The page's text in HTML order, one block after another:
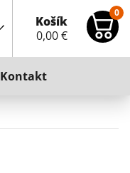
Košík
0,00€
0
Kontakt